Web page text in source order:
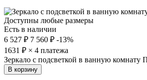
Доступны любые размеры
Есть в наличии
6 527 ₽ 7 560 ₽ -13%
1631 ₽ × 4 платежа
Зеркало с подсветкой в ванную комнату
В корзину